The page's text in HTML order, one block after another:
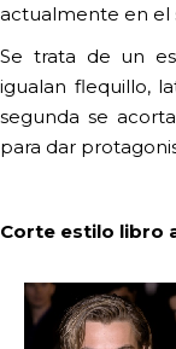
actualmente en el
Se trata de un
igualan flequillo,
segunda se
para dar
Corte estilo libro